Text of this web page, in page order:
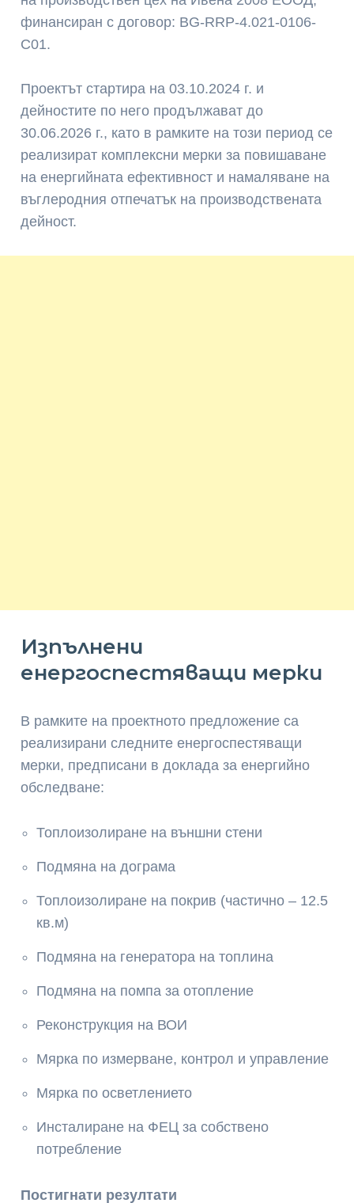
финансиран с договор: BG-RRP-4.021-0106-
C01.
Проектът стартира на 03.10.2024 г. и
дейностите по него продължават до
30.06.2026 г., като в рамките на този период се
реализират комплексни мерки за повишаване
на енергийната ефективност и намаляване на
въглеродния отпечатък на производствената
дейност.
Изпълнени
енергоспестяващи мерки
В рамките на проектното предложение са
реализирани следните енергоспестяващи
мерки, предписани в доклада за енергийно
обследване:
Топлоизолиране на външни стени
Подмяна на дограма
Топлоизолиране на покрив (частично – 12.5
кв.м)
Подмяна на генератора на топлина
Подмяна на помпа за отопление
Реконструкция на ВОИ
Мярка по измерване, контрол и управление
Мярка по осветлението
Инсталиране на ФЕЦ за собствено
потребление
Постигнати резултати